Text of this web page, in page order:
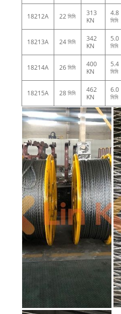
18212A 22 মিমি
313
KN
4.8
মিমি
18213A 24 মিমি
342
KN
5.0
মিমি
18214A 26 মিমি
400
KN
5.4
মিমি
18215A 28 মিমি
462
KN
6.0
মিমি